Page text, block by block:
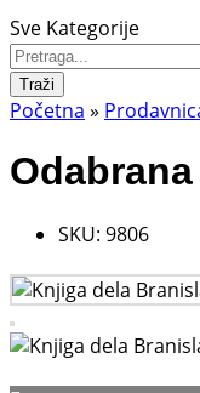
Sve Kategorije
Traži
Početna »
SKU: 9806